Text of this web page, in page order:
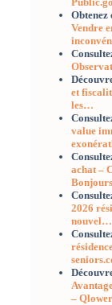
Obtenez
Vendre
et
les…
value
achat –
2026
nouvel…
– Qlower